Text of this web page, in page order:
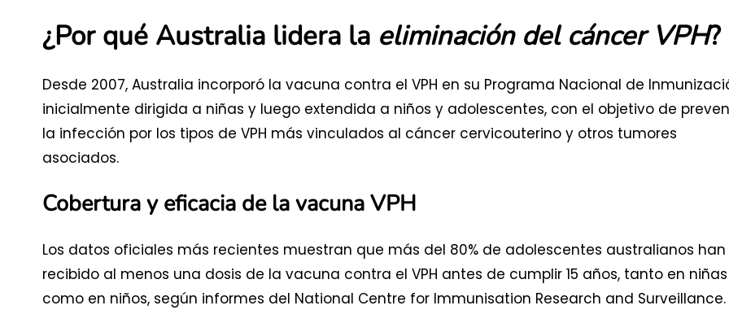
¿Por qué Australia lidera la eliminación del cáncer VPH?
Desde 2007, Australia incorporó la vacuna contra el VPH en su Programa Nacional de
inicialmente dirigida a niñas y luego extendida a niños y adolescentes, con el objetivo de
la infección por los tipos de VPH más vinculados al cáncer cervicouterino y otros tumores
asociados.
Cobertura y eficacia de la vacuna VPH
Los datos oficiales más recientes muestran que más del 80% de adolescentes australianos han
recibido al menos una dosis de la vacuna contra el VPH antes de cumplir 15 años, tanto en niñas
como en niños, según informes del National Centre for Immunisation Research and Surveillance.